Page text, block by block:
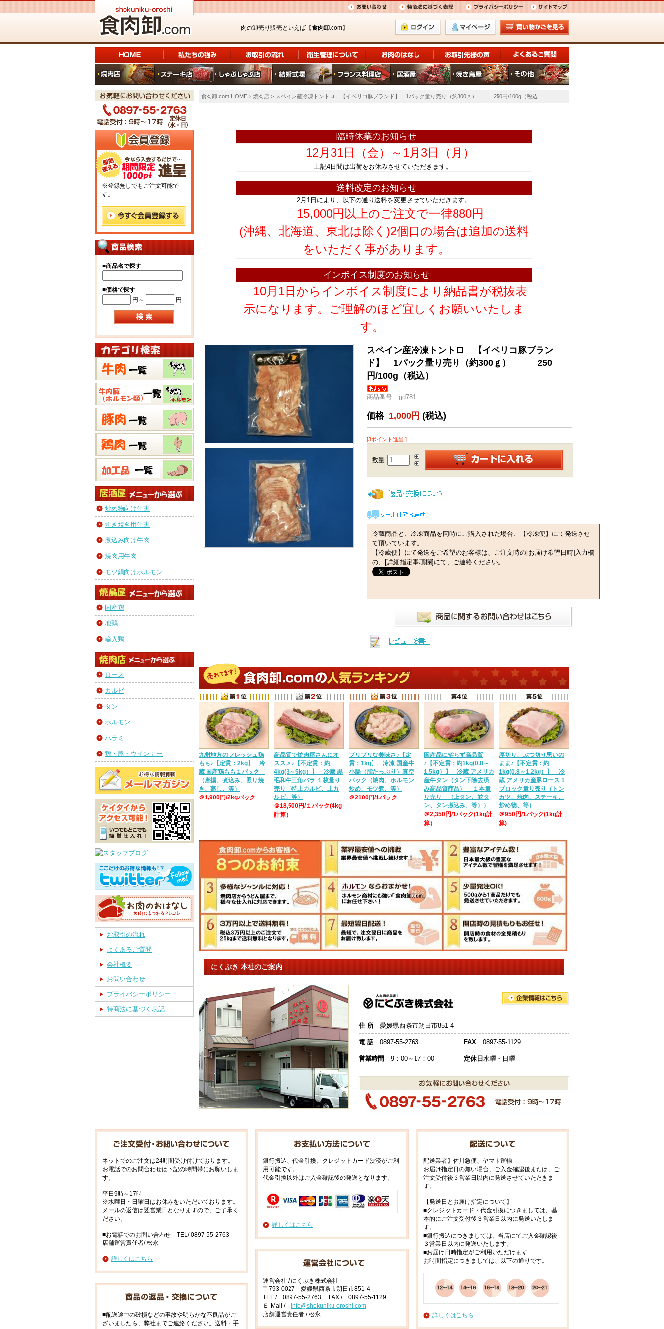
肉の卸売り販売といえば【食肉卸.com】
※登録無しでもご注文可能で
す。
■商品名で探す
■価格で探す
円～
円
炒め物向け牛肉
すき焼き用牛肉
煮込み向け牛肉
焼肉用牛肉
モツ鍋向けホルモン
国産鶏
地鶏
輸入鶏
ロース
カルビ
タン
ホルモン
ハラミ
鶏・豚・ウインナー
お取引の流れ
よくあるご質問
会社概要
お問い合わせ
プライバシーポリシー
特商法に基づく表記
食肉卸.com HOME > 焼肉店 > スペイン産冷凍トントロ 【イベリコ豚ブランド】 1パック量り売り（約300ｇ） 250円/100g（税込）
臨時休業のお知らせ
12月31日（金）～1月3日（月）
上記4日間は出荷をお休みさせていただきます。
送料改定のお知らせ
2月1日により、以下の通り送料を変更させていただきます。
15,000円以上のご注文で一律880円
(沖縄、北海道、東北は除く)2個口の場合は追加の送料
をいただく事があります。
インボイス制度のお知らせ
10月1日からインボイス制度により納品書が税抜表
示になります。ご理解のほど宜しくお願いいたしま
す。
スペイン産冷凍トントロ 【イベリコ豚ブラン
ド】 1パック量り売り（約300ｇ） 250
円/100g（税込）
商品番号 gd781
価格 1,000円 (税込)
[3ポイント進呈 ]
数量
冷蔵商品と、冷凍商品を同時にご購入された場合、【冷凍便】にて発送させ
て頂いています。
【冷蔵便】にて発送をご希望のお客様は、ご注文時の[お届け希望日時]入力欄
の、[詳細指定事項欄]にて、ご連絡ください。
九州地方のフレッシュ鶏
もも♪【定貫：2kg】 冷
蔵 国産鶏もも１パック
（唐揚、煮込み、照り焼
き、蒸し、等）
＠1,900円/2kgパック
高品質で焼肉屋さんにオ
ススメ♪【不定貫：約
4kg(3～5kg）】 冷蔵 黒
毛和牛三角バラ １枚量り
売り（特上カルビ、上カ
ルビ、等）
＠18,500円/１パック(4kg
計算）
プリプリな美味さ♪【定
貫：1kg】 冷凍 国産牛
小腸（脂たっぷり）真空
パック（焼肉、ホルモン
炒め、モツ煮、等）
＠2100円/1パック
国産品に劣らず高品質
♪【不定貫：約1kg(0.8～
1.5kg）】 冷蔵 アメリカ
産牛タン（タン下除去済
み高品質商品） １本量
り売り （上タン、並タ
ン、タン煮込み、等））
＠2,350円/1パック(1kg計
算）
厚切り、ぶつ切り思いの
まま♪【不定貫：約
1kg(0.8～1.2kg）】 冷
蔵 アメリカ産豚ロース 1
ブロック量り売り（トン
カツ、焼肉、ステーキ、
炒め物、等）
＠950円/1パック(1kg計
算)
にくぶき 本社のご案内
住 所 愛媛県西条市朔日市851-4
電 話0897-55-2763 FAX 0897-55-1129
営業時間 9：00～17：00 定休日 水曜・日曜
ネットでのご注文は24時間受け付けております。
お電話でのお問合わせは下記の時間帯にお願いしま
す。
平日9時～17時
※水曜日・日曜日はお休みをいただいております。
メールの返信は翌営業日となりますので、ご了承く
ださい。
■お電話でのお問い合わせ TEL/ 0897-55-2763
店舗運営責任者/ 松永
詳しくはこちら
■配送途中の破損などの事故や明らかな不良品がご
ざいましたら、弊社までご連絡ください。送料・手
銀行振込、代金引換、クレジットカード決済がご利
用可能です。
代金引換以外はご入金確認後の発送となります。
詳しくはこちら
運営会社 / にくぶき株式会社
〒793-0027 愛媛県西条市朔日市851-4
TEL / 0897-55-2763 FAX / 0897-55-1129
Ｅ-Mail / info@shokuniku-oroshi.com
店舗運営責任者 / 松永
配送業者】佐川急便、ヤマト運輸
お届け指定日の無い場合、ご入金確認後または、ご
注文受付後３営業日以内に発送させていただきま
す。
【発送日とお届け指定について】
■クレジットカード・代金引換につきましては、基
本的にご注文受付後３営業日以内に発送いたしま
す。
■銀行振込につきましては、当店にてご入金確認後
３営業日以内に発送いたします。
■お届け日時指定がご利用いただけます
お時間指定につきましては、以下の通りです。
詳しくはこちら